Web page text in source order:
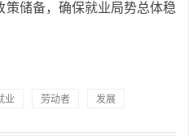
储备，确保就业局势总体稳
业 劳动者 发展